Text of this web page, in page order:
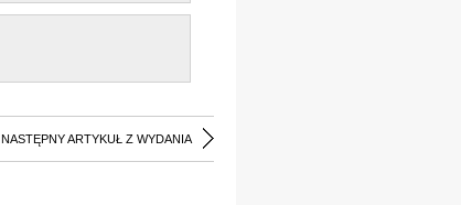
NASTĘPNY ARTYKUŁ Z WYDANIA